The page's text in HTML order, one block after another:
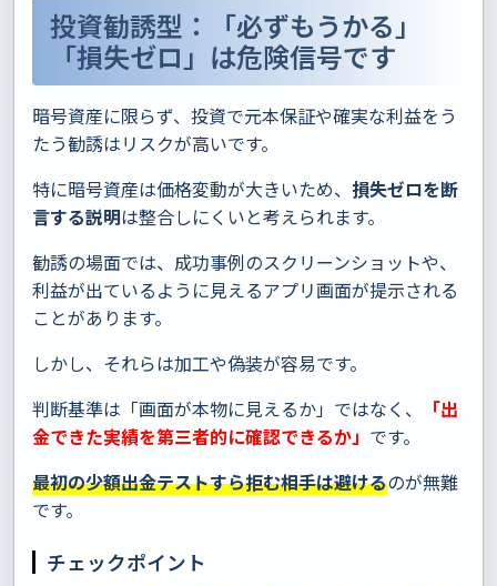
投資勧誘型：「必ずもうかる」
「損失ゼロ」は危険信号です
暗号資産に限らず、投資で元本保証や確実な利益をう
たう勧誘はリスクが高いです。
特に暗号資産は価格変動が大きいため、 損失ゼロを断
言する説明は整合しにくいと考えられます。
勧誘の場面では、成功事例のスクリーンショットや、
利益が出ているように見えるアプリ画面が提示される
ことがあります。
しかし、それらは加工や偽装が容易です。
判断基準は「画面が本物に見えるか」ではなく、
「出
金できた実績を第三者的に確認できるか」 です。
最初の少額出金テストすら拒む相手は避けるのが無難
です。
チェックポイント